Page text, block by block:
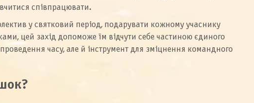
співпрацювати.
у святковий період, подарувати кожному учаснику
цей захід допоможе їм відчути себе частиною єдиного
часу, але й інструмент для зміцнення командного